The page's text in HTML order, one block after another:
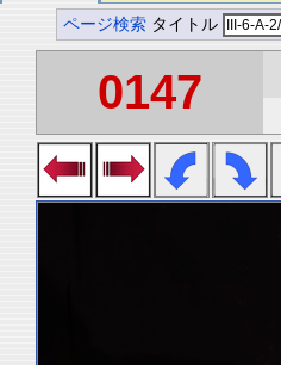
ページ検索 タイトル
0147